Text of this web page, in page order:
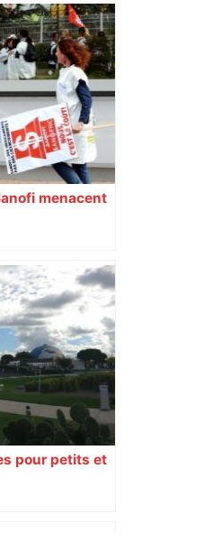
livraison
Uber
menacent
pour petits et